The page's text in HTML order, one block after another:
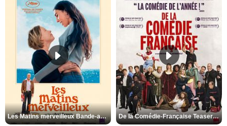
Les Matins merveilleux Bande-annonce VF De la Comédie-Française Teaser VF